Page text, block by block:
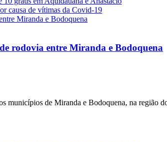
rodovia entre Miranda e Bodoquena
municípios de Miranda e Bodoquena, na região